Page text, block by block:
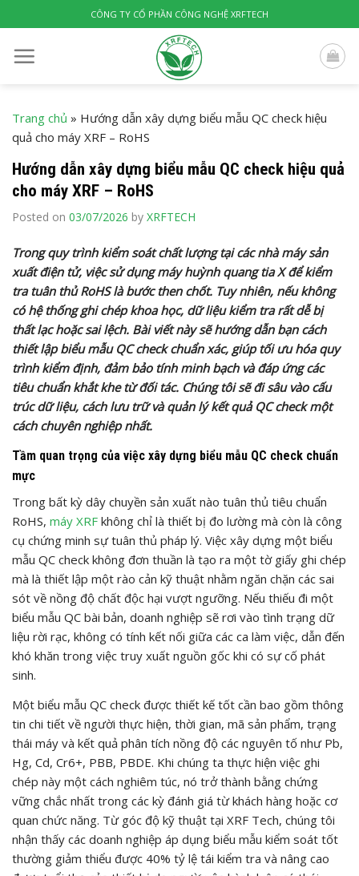
to
content
CÔNG TY CỔ PHẦN CÔNG NGHỆ XRFTECH
Trang chủ » Hướng dẫn xây dựng biểu mẫu QC check hiệu
quả cho máy XRF – RoHS
Hướng dẫn xây dựng biểu mẫu QC check hiệu quả
cho máy XRF – RoHS
Posted on 03/07/2026 by XRFTECH
Trong quy trình kiểm soát chất lượng tại các nhà máy sản
xuất điện tử, việc sử dụng máy huỳnh quang tia X để kiểm
tra tuân thủ RoHS là bước then chốt. Tuy nhiên, nếu không
có hệ thống ghi chép khoa học, dữ liệu kiểm tra rất dễ bị
thất lạc hoặc sai lệch. Bài viết này sẽ hướng dẫn bạn cách
thiết lập biểu mẫu QC check chuẩn xác, giúp tối ưu hóa quy
trình kiểm định, đảm bảo tính minh bạch và đáp ứng các
tiêu chuẩn khắt khe từ đối tác. Chúng tôi sẽ đi sâu vào cấu
trúc dữ liệu, cách lưu trữ và quản lý kết quả QC check một
cách chuyên nghiệp nhất.
Tầm quan trọng của việc xây dựng biểu mẫu QC check chuẩn
mực
Trong bất kỳ dây chuyền sản xuất nào tuân thủ tiêu chuẩn
RoHS, máy XRF không chỉ là thiết bị đo lường mà còn là công
cụ chứng minh sự tuân thủ pháp lý. Việc xây dựng một biểu
mẫu QC check không đơn thuần là tạo ra một tờ giấy ghi chép
mà là thiết lập một rào cản kỹ thuật nhằm ngăn chặn các sai
sót về nồng độ chất độc hại vượt ngưỡng. Nếu thiếu đi một
biểu mẫu QC bài bản, doanh nghiệp sẽ rơi vào tình trạng dữ
liệu rời rạc, không có tính kết nối giữa các ca làm việc, dẫn đến
khó khăn trong việc truy xuất nguồn gốc khi có sự cố phát
sinh.
Một biểu mẫu QC check được thiết kế tốt cần bao gồm thông
tin chi tiết về người thực hiện, thời gian, mã sản phẩm, trạng
thái máy và kết quả phân tích nồng độ các nguyên tố như Pb,
Hg, Cd, Cr6+, PBB, PBDE. Khi chúng ta thực hiện việc ghi
chép này một cách nghiêm túc, nó trở thành bằng chứng
vững chắc nhất trong các kỳ đánh giá từ khách hàng hoặc cơ
quan chức năng. Từ góc độ kỹ thuật tại XRF Tech, chúng tôi
nhận thấy các doanh nghiệp áp dụng biểu mẫu kiểm soát tốt
thường giảm thiểu được 40% tỷ lệ tái kiểm tra và nâng cao